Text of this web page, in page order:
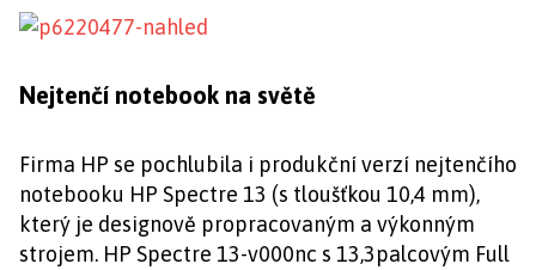
Nejtenčí notebook na světě
Firma HP se pochlubila i produkční verzí nejtenčího
notebooku HP Spectre 13 (s tloušťkou 10,4 mm),
který je designově propracovaným a výkonným
strojem. HP Spectre 13-v000nc s 13,3palcovým Full